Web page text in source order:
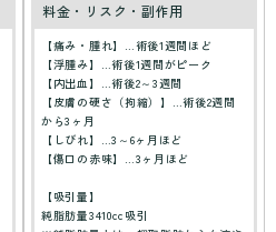
料金・リスク・副作用
【痛み・腫れ】…術後1週間ほど
【浮腫み】…術後1週間がピーク
【内出血】…術後2～3週間
【皮膚の硬さ（拘縮）】…術後2週間
から3ヶ月
【しびれ】…3～6ヶ月ほど
【傷口の赤味】…3ヶ月ほど
【吸引量】
純脂肪量3410cc吸引